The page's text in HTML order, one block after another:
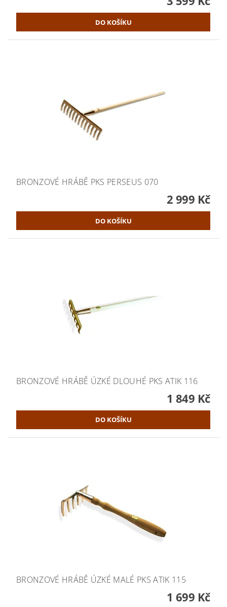
BRONZOVÉ HRÁBĚ PKS PERSEUS 070
2 999 Kč
BRONZOVÉ HRÁBĚ ÚZKÉ DLOUHÉ PKS ATIK 116
1 849 Kč
BRONZOVÉ HRÁBĚ ÚZKÉ MALÉ PKS ATIK 115
1 699 Kč